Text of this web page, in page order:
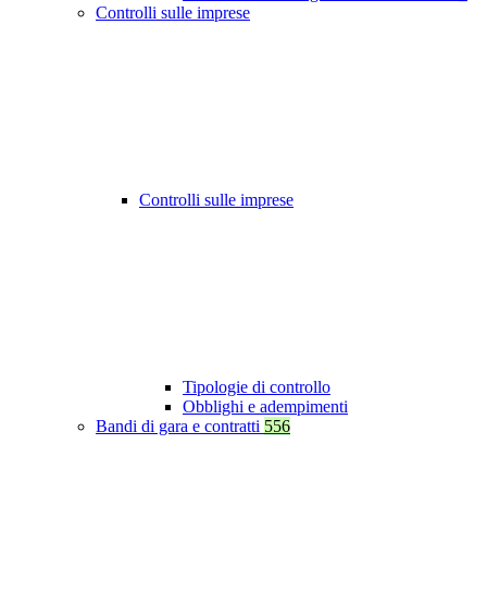
Controlli sulle imprese
Controlli sulle imprese
Tipologie di controllo
Obblighi e adempimenti
Bandi di gara e contratti 556